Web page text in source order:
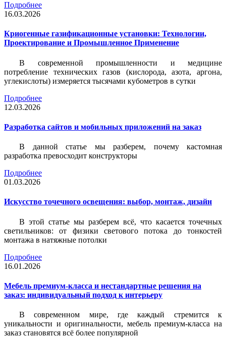
Подробнее
16.03.2026
Криогенные газификационные установки: Технологии,
Проектирование и Промышленное Применение
В современной промышленности и медицине
потребление технических газов (кислорода, азота, аргона,
углекислоты) измеряется тысячами кубометров в сутки
Подробнее
12.03.2026
Разработка сайтов и мобильных приложений на заказ
В данной статье мы разберем, почему кастомная
разработка превосходит конструкторы
Подробнее
01.03.2026
Искусство точечного освещения: выбор, монтаж, дизайн
В этой статье мы разберем всё, что касается точечных
светильников: от физики светового потока до тонкостей
монтажа в натяжные потолки
Подробнее
16.01.2026
Мебель премиум-класса и нестандартные решения на
заказ: индивидуальный подход к интерьеру
В современном мире, где каждый стремится к
уникальности и оригинальности, мебель премиум-класса на
заказ становятся всё более популярной